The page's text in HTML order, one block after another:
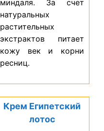
миндаля. За счет
натуральных
растительных
экстрактов питает
кожу век и корни
ресниц.
Крем Египетский
лотос